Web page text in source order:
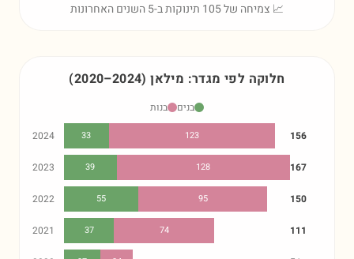
📈 צמיחה של 105 תינוקות ב-5 השנים האחרונות
חלוקה לפי מגדר: מילאן (2020–2024)
בנים
בנות
2024
33 123 156
2023 39 128 167
2022 55 95 150
2021 37 74 111